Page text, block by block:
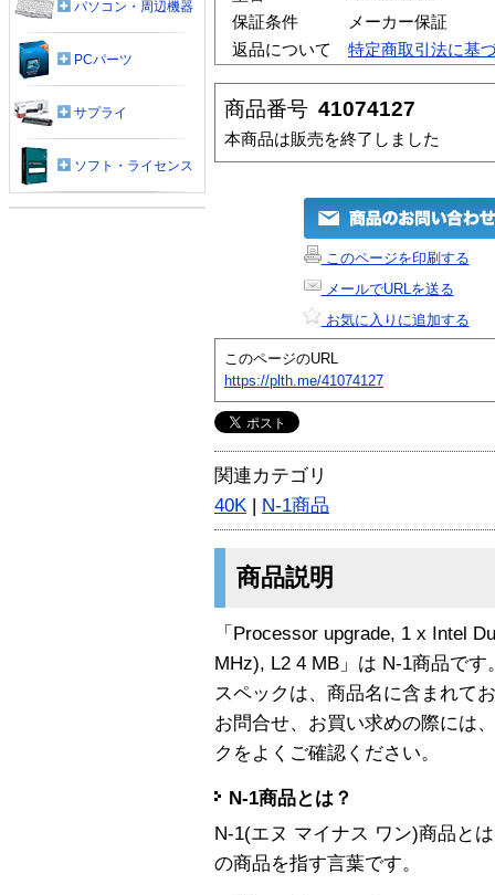
保証条件
メーカー保証
返品について
特定商取引法に基
商品番号 41074127
本商品は販売を終了しました
このページを印刷する
メールでURLを送る
お気に入りに追加する
このページのURL
https://plth.me/41074127
関連カテゴリ
40K | N-1商品
商品説明
「Processor upgrade, 1 x Intel
MHz), L2 4 MB」は N-1商品です
スペックは、商品名に含まれて
お問合せ、お買い求めの際には
クをよくご確認ください。
N-1商品とは？
N-1(エヌ マイナス ワン)商品と
の商品を指す言葉です。
パソコン・周辺機器
PCパーツ
サプライ
ソフト・ライセンス